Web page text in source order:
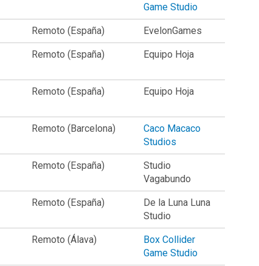
Game Studio
Remoto (España) EvelonGames
Remoto (España) Equipo Hoja
Remoto (España) Equipo Hoja
Remoto (Barcelona)
Caco Macaco
Studios
Remoto (España)
Studio
Vagabundo
Remoto (España)
De la Luna Luna
Studio
Remoto (Álava)
Box Collider
Game Studio